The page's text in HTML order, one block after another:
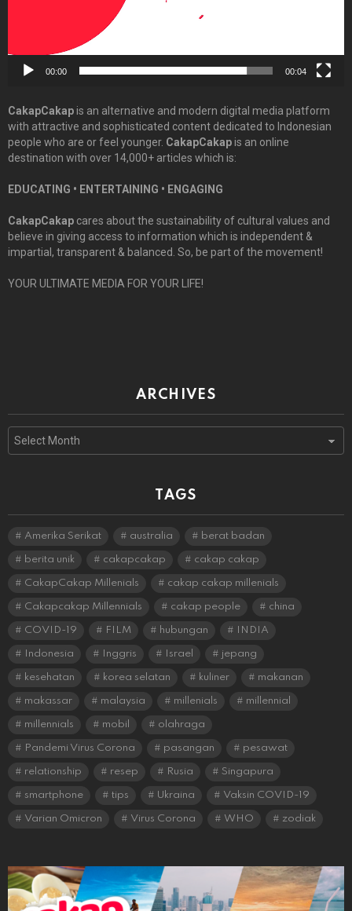
00:00 00:04
CakapCakapis an alternative and modern digital media platform
with attractive and sophisticated content dedicated to Indonesian
people who are or feel younger. CakapCakapis an online
destination with over 14,000+ articles which is:
EDUCATING • ENTERTAINING • ENGAGING
CakapCakap cares about the sustainability of cultural values and
believe in giving access to information which is independent &
impartial, transparent & balanced. So, be part of the movement!
YOUR ULTIMATE MEDIA FOR YOUR LIFE!
ARCHIVES
Archives
TAGS
Amerika Serikat australia berat badan
berita unik cakapcakap cakap cakap
CakapCakap Millenials cakap cakap millenials
Cakapcakap Millennials cakap people china
COVID-19 FILM hubungan INDIA
Indonesia Inggris Israel jepang
kesehatan korea selatan kuliner makanan
makassar malaysia millenials millennial
millennials mobil olahraga
Pandemi Virus Corona pasangan pesawat
relationship resep Rusia Singapura
smartphone tips Ukraina Vaksin COVID-19
Varian Omicron Virus Corona WHO zodiak